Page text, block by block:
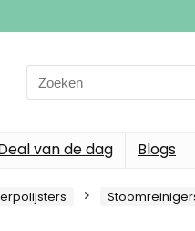
Search
for:
van de dag Blogs